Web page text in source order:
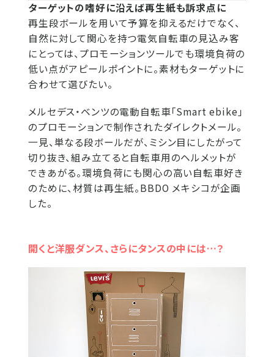
ターゲットの嗜好に沿えば再生紙も訴求点に
再生段ボールを用いて予算を抑えるだけでなく、
自然に対して関心を持つ電気自転車の見込み客
にとっては、プロモーションツールでも環境負荷の
低い点がアピールポイントに。素材もターゲットに
合わせて選びたい。
メルセデス・ベンツの電動自転車「Smart ebike」
のプロモーションで制作されたダイレクトメール。
一見、単なる段ボールだが、ミシン目にしたがって
切り抜き、組み立てると自転車用のヘルメットが
できあがる。環境負荷にも関心の高い自転車好き
のために、材質は再生紙。BBDO メキシコが企画
した。
開くと洋服ダンス、さらにタンスの中には…？